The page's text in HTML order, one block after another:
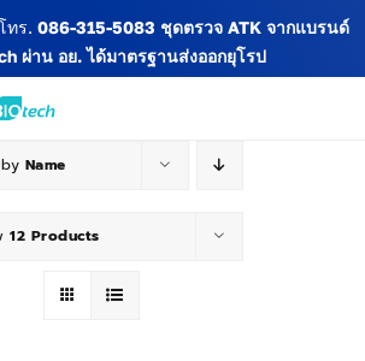
ทร. 086-315-5083 ชุดตรวจ ATK จากแบรนด์
ผ่าน อย. ได้มาตรฐานส่งออกยุโรป
Name
12 Products